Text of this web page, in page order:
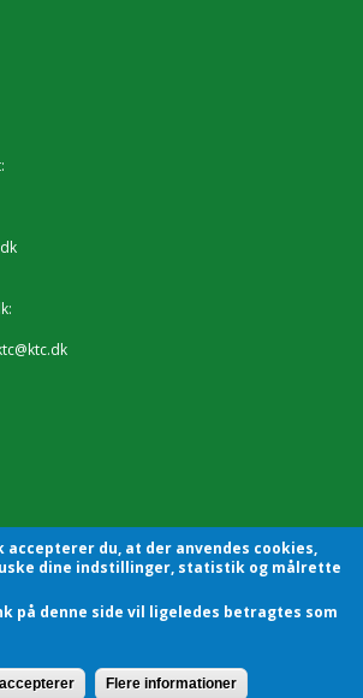
Chefforening | Sekretariatet |
du, at der anvendes cookies,
dine indstillinger, statistik og målrette
på denne side vil ligeledes betragtes som
Flere informationer